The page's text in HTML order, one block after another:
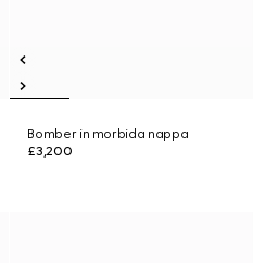
Bomber in morbida nappa
£3,200